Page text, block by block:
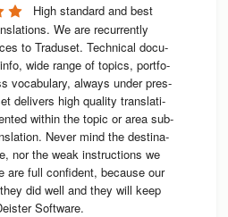
High stan­dard and best
We are recur­rently
to Tra­du­set. Tech­ni­cal docu­
wide range of topics, port­fo­
voca­bu­lary, always under pres­
deli­vers high qua­lity trans­la­ti­
wit­hin the topic or area sub­
Never mind the desti­na­
nor the weak instruc­tions we
are full con­fi­dent, because our
did well and they will keep
Software.